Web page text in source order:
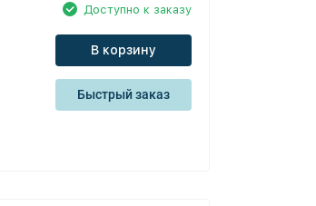
Доступно к заказу
В корзину
Быстрый заказ